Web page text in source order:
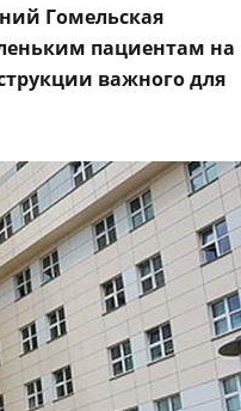
Гомельская
пациентам на
важного для